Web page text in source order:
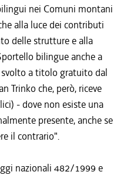
nei Comuni montani
alla luce dei contributi
delle strutture e alla
bilingue anche a
svolto a titolo gratuito dal
Trinko che, però, riceve
- dove non esiste una
presente, anche se
il contrario".
nazionali 482/1999 e